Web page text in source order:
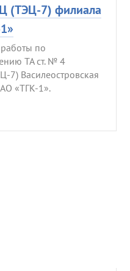
(ТЭЦ-7) филиала
по
ТА ст. № 4
7) Василеостровская
«ТГК-1».